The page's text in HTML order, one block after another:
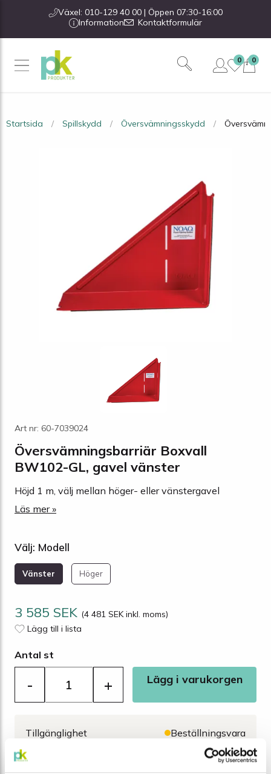
Växel: 010-129 40 00 | Öppen 07:30-16:00
Information
Kontaktformulär
0
0
Startsida Spillskydd Översvämningsskydd
Art nr: 60-7039024
Översvämningsbarriär Boxvall
BW102-GL, gavel vänster
Höjd 1 m, välj mellan höger- eller vänstergavel
Läs mer »
Välj: Modell
Vänster Höger
3 585 SEK (4 481 SEK inkl. moms)
Lägg till i lista
Antal st
- + Lägg i varukorgen
Tillgänglighet Beställningsvara